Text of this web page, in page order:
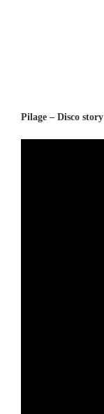
Pilage – Disco story